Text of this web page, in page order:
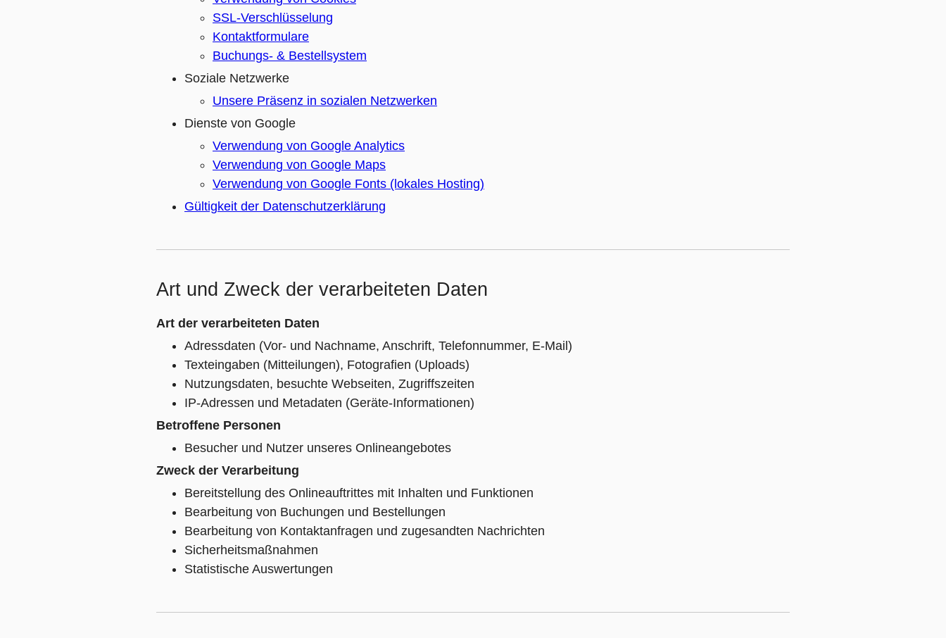
SSL-Verschlüsselung
Kontaktformulare
Buchungs- & Bestellsystem
Soziale Netzwerke
Unsere Präsenz in sozialen Netzwerken
Dienste von Google
Verwendung von Google Analytics
Verwendung von Google Maps
Verwendung von Google Fonts (lokales Hosting)
Gültigkeit der Datenschutzerklärung
Art und Zweck der verarbeiteten Daten
Art der verarbeiteten Daten
Adressdaten (Vor- und Nachname, Anschrift, Telefonnummer, E-Mail)
Texteingaben (Mitteilungen), Fotografien (Uploads)
Nutzungsdaten, besuchte Webseiten, Zugriffszeiten
IP-Adressen und Metadaten (Geräte-Informationen)
Betroffene Personen
Besucher und Nutzer unseres Onlineangebotes
Zweck der Verarbeitung
Bereitstellung des Onlineauftrittes mit Inhalten und Funktionen
Bearbeitung von Buchungen und Bestellungen
Bearbeitung von Kontaktanfragen und zugesandten Nachrichten
Sicherheitsmaßnahmen
Statistische Auswertungen